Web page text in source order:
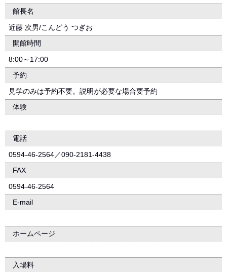
館長名
近藤 次男/こんどう つぎお
開館時間
8:00～17:00
予約
見学のみは予約不要。説明が必要な場合要予約
体験
電話
0594-46-2564／090-2181-4438
FAX
0594-46-2564
E-mail
ホームページ
入場料